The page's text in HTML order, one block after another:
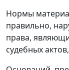
Нормы
правильно,
права,
судебных